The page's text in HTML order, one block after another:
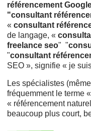
référencement
"consultant
«consultant
de langage, «
freelance seo" "
"consultant
SEO », signifie « je
Les spécialistes
fréquemment le terme
« référencement
beaucoup plus court,